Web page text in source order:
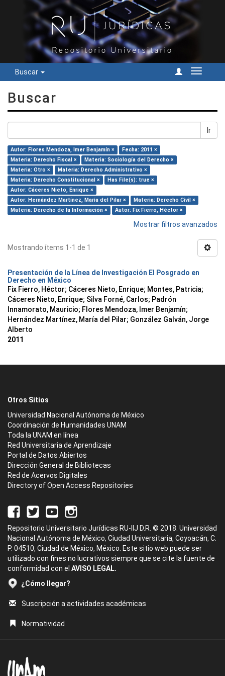
Buscar
Cambiar
Buscar
Ir
Autor: Flores Mendoza, Imer Benjamín ×
Fecha: 2011 ×
Materia: Derecho Fiscal ×
Materia: Sociología del Derecho ×
Materia: Otro ×
Materia: Derecho Administrativo ×
Materia: Derecho Constitucional ×
Has File(s): true ×
Autor: Cáceres Nieto, Enrique ×
Autor: Hernández Martínez, María del Pilar ×
Materia: Derecho Civil ×
Materia: Derecho de la Información ×
Autor: Fix Fierro, Héctor ×
Mostrar filtros avanzados
Mostrando ítems 1-1 de 1
Presentación de la Línea de Investigación El Posgrado en
Derecho en México
Fix Fierro, Héctor; Cáceres Nieto, Enrique; Montes, Patricia;
Cáceres Nieto, Enrique; Silva Forné, Carlos; Padrón
Innamorato, Mauricio; Flores Mendoza, Imer Benjamín;
Hernández Martínez, María del Pilar; González Galván, Jorge
Alberto
2011
Otros Sitios
Universidad Nacional Autónoma de México
Coordinación de Humanidades UNAM
Toda la UNAM en línea
Red Universitaria de Aprendizaje
Portal de Datos Abiertos
Dirección General de Bibliotecas
Red de Acervos Digitales
Directory of Open Access Repositories
Repositorio Universitario Jurídicas RU-IIJ D.R. © 2018. Universidad
Nacional Autónoma de México, Ciudad Universitaria, Coyoacán, C.
P. 04510, Ciudad de México, México. Este sitio web puede ser
utilizado con fines no lucrativos siempre que se cite la fuente de
conformidad con el AVISO LEGAL.
¿Cómo llegar?
Suscripción a actividades académicas
Normatividad